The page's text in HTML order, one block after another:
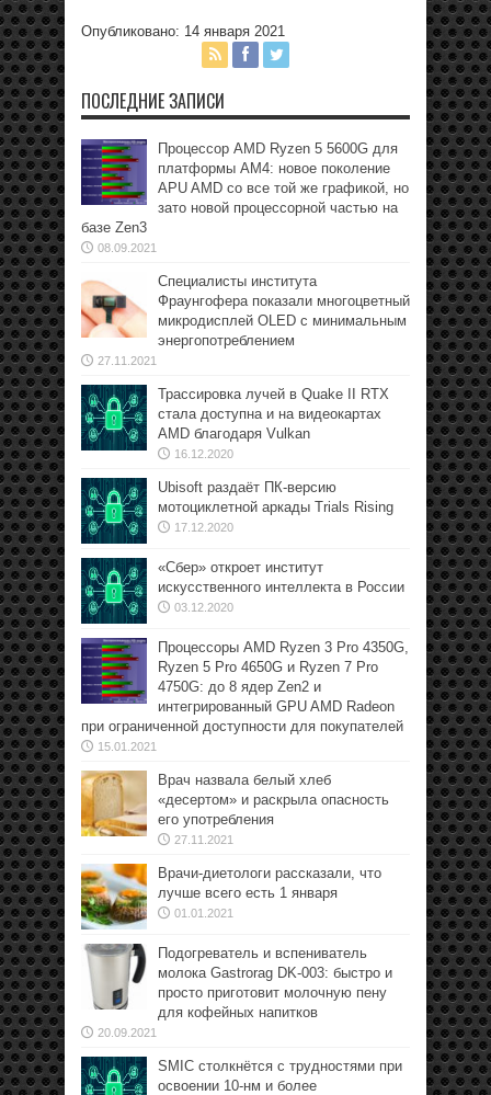
Опубликовано: 14 января 2021
ПОСЛЕДНИЕ ЗАПИСИ
Процессор AMD Ryzen 5 5600G для
платформы АМ4: новое поколение
APU AMD со все той же графикой, но
зато новой процессорной частью на
базе Zen3
08.09.2021
Специалисты института
Фраунгофера показали многоцветный
микродисплей OLED с минимальным
энергопотреблением
27.11.2021
Трассировка лучей в Quake II RTX
стала доступна и на видеокартах
AMD благодаря Vulkan
16.12.2020
Ubisoft раздаёт ПК-версию
мотоциклетной аркады Trials Rising
17.12.2020
«Сбер» откроет институт
искусственного интеллекта в России
03.12.2020
Процессоры AMD Ryzen 3 Pro 4350G,
Ryzen 5 Pro 4650G и Ryzen 7 Pro
4750G: до 8 ядер Zen2 и
интегрированный GPU AMD Radeon
при ограниченной доступности для покупателей
15.01.2021
Врач назвала белый хлеб
«десертом» и раскрыла опасность
его употребления
27.11.2021
Врачи-диетологи рассказали, что
лучше всего есть 1 января
01.01.2021
Подогреватель и вспениватель
молока Gastrorag DK-003: быстро и
просто приготовит молочную пену
для кофейных напитков
20.09.2021
SMIC столкнётся с трудностями при
освоении 10-нм и более